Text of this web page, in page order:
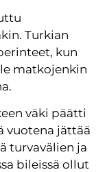
Turkian
kun
matkojenkin
väki päätti
vuotena jättää
turvavälien ja
bileissä ollut